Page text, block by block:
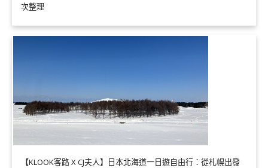
次整理
【KLOOK客路 X CJ夫人】日本北海道一日遊自由行：從札幌出發